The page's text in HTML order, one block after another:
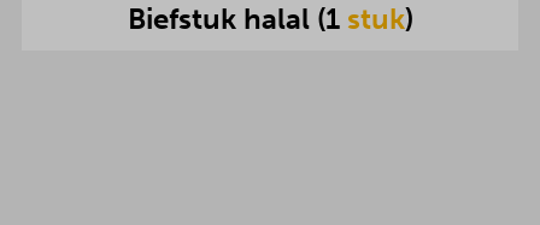
Je winkelwagen is momenteel leeg.
Wijzig winkelmand Bestellen
Biefstuk halal(1 stuk)